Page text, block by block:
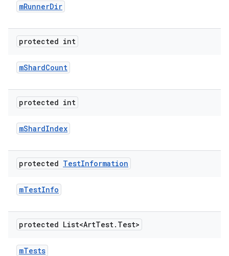
mRunnerDir
protected int
mShardCount
protected int
mShardIndex
protected TestInformation
mTestInfo
protected List<ArtTest. Test>
mTests